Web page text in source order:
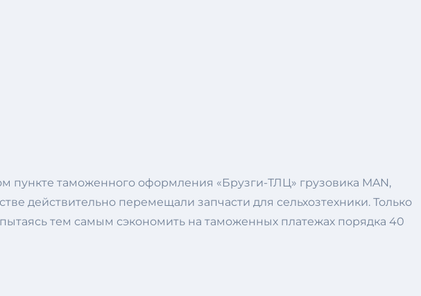
таможенного оформления «Брузги-ТЛЦ» грузовика MAN,
действительно перемещали запчасти для сельхозтехники. Только
тем самым сэкономить на таможенных платежах порядка 40